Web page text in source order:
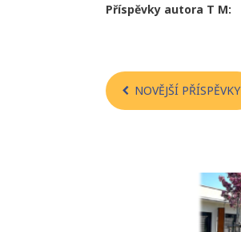
Příspěvky autora T M:
Navigace
pro
NOVĚJŠÍ PŘÍSPĚVKY